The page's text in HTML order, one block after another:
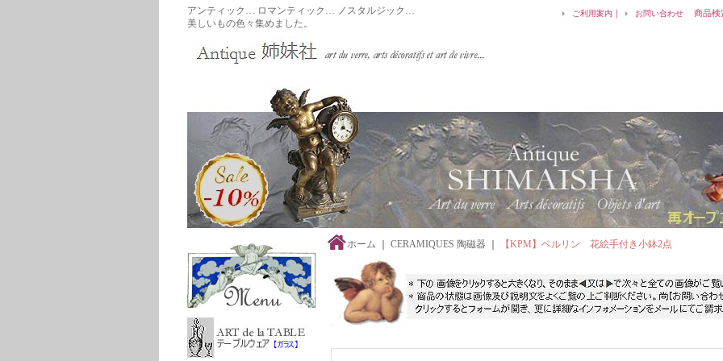
アンティック… ロマンティック… ノスタルジック…
美しいもの色々集めました。
ご利用案内 ｜ お問い合わせ 商品検
ホーム CERAMIQUES 陶磁器 【KPM】ベルリン 花絵手付き小鉢2点